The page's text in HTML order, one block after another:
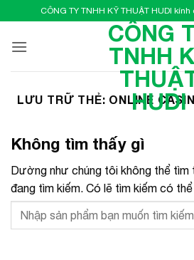
qua
nội
CÔNG TY TNHH KỸ THUẬT HUDI
CÔNG
TNHH
HUDI
LƯU TRỮ THẺ: ONLINE
Không tìm thấy gì
Dường như chúng tôi không thể tìm
đang tìm kiếm. Có lẽ tìm kiếm có